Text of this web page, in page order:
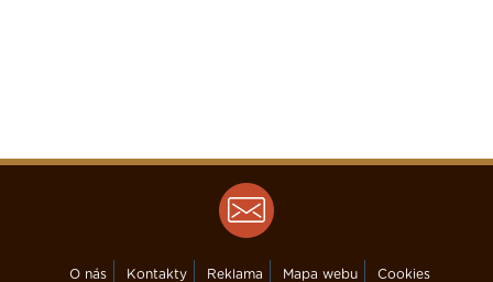
O nás Kontakty Reklama Mapa webu Cookies